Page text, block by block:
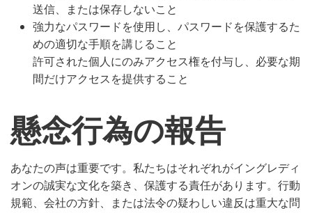
送信、または保存しないこと
強力なパスワードを使用し、パスワードを保護するた
めの適切な手順を講じること
許可された個人にのみアクセス権を付与し、必要な期
間だけアクセスを提供すること
懸念行為の報告
あなたの声は重要です。私たちはそれぞれがイングレディ
オンの誠実な文化を築き、保護する責任があります。行動
規範、会社の方針、または法令の疑わしい違反は重大な問